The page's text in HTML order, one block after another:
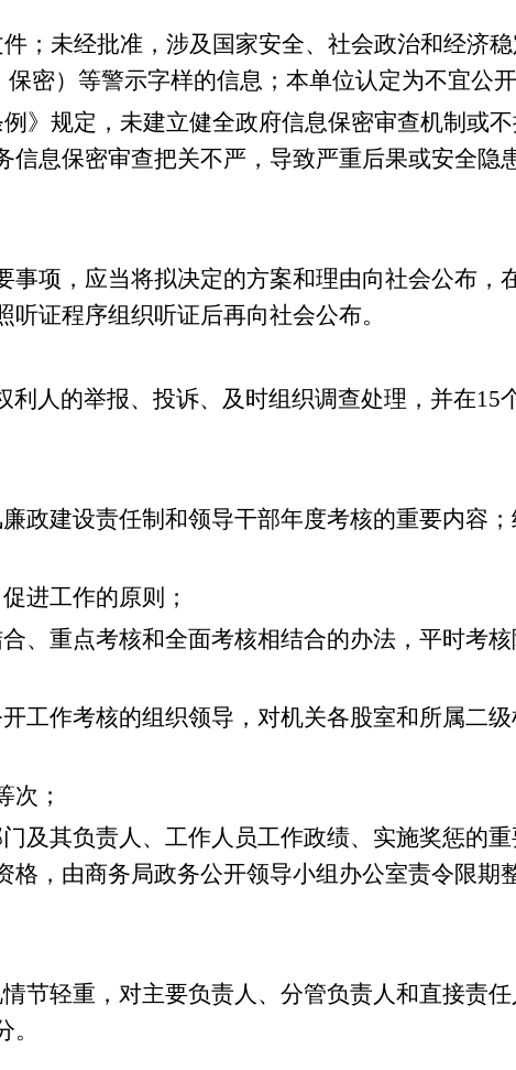
未经批准，涉及国家安全、社会政治和经济稳
密）等警示字样的信息；本单位认定为不宜公
规定，未建立健全政府信息保密审查机制或不
息保密审查把关不严，导致严重后果或安全隐
项，应当将拟决定的方案和理由向社会公布，
证程序组织听证后再向社会公布。
人的举报、投诉、及时组织调查处理，并在15
政建设责任制和领导干部年度考核的重要内容；
进工作的原则；
、重点考核和全面考核相结合的办法，平时考
工作考核的组织领导，对机关各股室和所属二
次；
及其负责人、工作人员工作政绩、实施奖惩的
，由商务局政务公开领导小组办公室责令限期
节轻重，对主要负责人、分管负责人和直接责